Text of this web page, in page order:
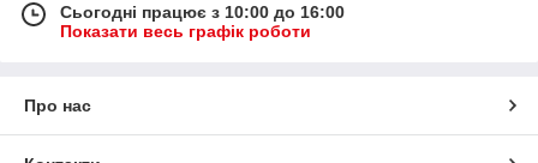
Сьогодні працює з 10:00 до 16:00
Показати весь графік роботи
Про нас